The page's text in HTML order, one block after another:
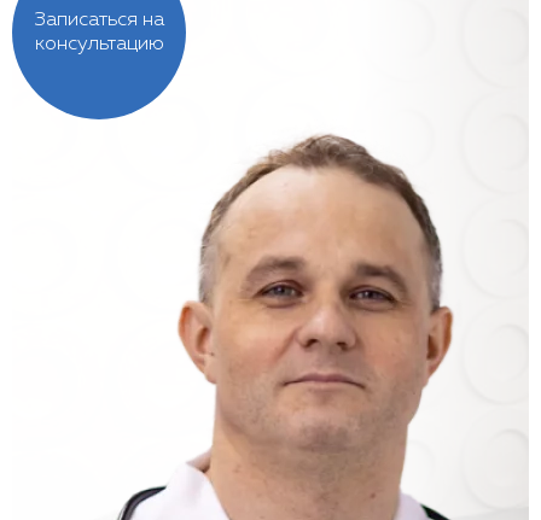
Записаться на
консультацию